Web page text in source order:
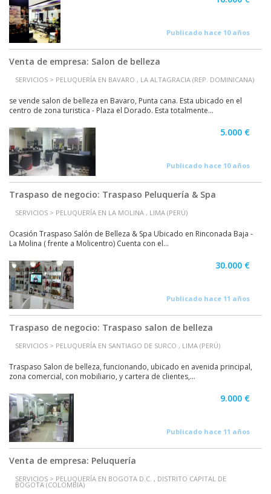
Publicado hace 10 años
Venta de empresa: Salon de belleza
SERVICIOS > PELUQUERÍA EN BAVARO , LA ALTAGRACIA (REP. DOMINICANA)
se vende salon de belleza en Bavaro, Punta cana. Esta ubicado en el
centro de zona turistica - Plaza el Dorado. Esta totalmente...
5.000 €
Publicado hace 10 años
Traspaso de negocio: Traspaso Peluquería & Spa
SERVICIOS > PELUQUERÍA EN LA MOLINA , LIMA (PERÚ)
Ocasión Traspaso Salón de Belleza & Spa Ubicado en Rinconada Baja -
La Molina ( frente a Molicentro) Cuenta con el...
30.000 €
Publicado hace 11 años
Traspaso de negocio: Traspaso salon de belleza
SERVICIOS > PELUQUERÍA EN SANTIAGO DE SURCO , LIMA (PERÚ)
Traspaso Salon de belleza, funcionando, ubicado en avenida principal,
zona comercial, con mobiliario, y cartera de clientes,...
9.000 €
Publicado hace 11 años
Venta de empresa: Peluquería
SERVICIOS > PELUQUERÍA EN BOGOTA D.C. , DISTRITO CAPITAL DE
BOGOTA (COLOMBIA)